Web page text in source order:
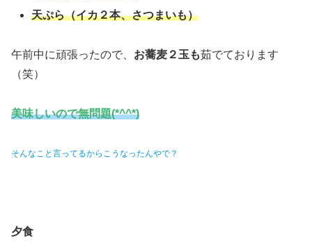
天ぷら（イカ２本、さつまいも）
午前中に頑張ったので、 お蕎麦２玉も茹でております
（笑）
美味しいので無問題(*^^*)
そんなこと言ってるからこうなったんやで？
夕食